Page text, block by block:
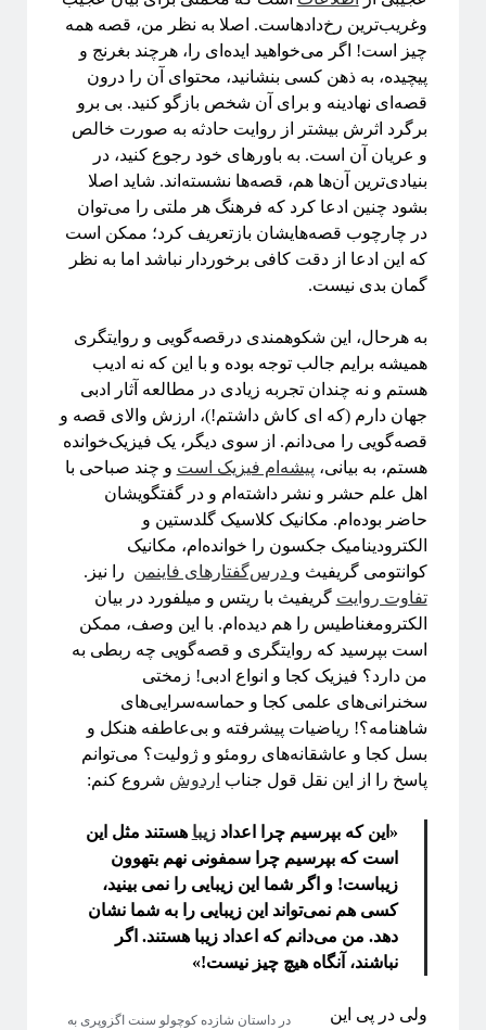
در
درچهارسال فیزیک!
چهارسال فیزیک!
عباس ریزی
چهارسال فیزیک!
در چهارسال فیزیک!
پر بازدیدترین نوشته‌ها
«روایتگری در علم»
چهارسال فیزیک!
پرسش‌های یک دانشجوی فیزیک!
جزر و مد چه جوری کار می‌کنه؟!
حکایت «سیستم‌های پیچیده» چیست؟!
سیستم‌های پیچیده: «ماهیت و ویژگی‌»
یادگیری «سیستم‌های پیچیده» رو از کجا و چه‌طور آغاز کنیم؟!
پیشنهادهایی برای دانشجویان تحصیلات تکمیلی، به‌ویژه برای سیستم‌های
پیچیده
آموزش آنلاین چه چیزی برای ما دارد؟!
مقدمه‌ای بر هندسه فرکتالی
ریچارد فاینمن؛ چهره‌ترین چهره!
معرفی کتاب و دوره برای دانشجویان سال اول علوم‌پایه و مهندسی
فیزیک خوش‌مزه یا آشپزی ملوکولی
در رویارویی با علم و مسئله ترویج آن
آیا باید دکتری بخونم؟!
تجربه شخصی در کارهای مربوط به تحلیل داده در بازار و نه دانشگاه!
کنکوری‌ها حواستان باشد جوگیر نشوید؛ در علم جایی برای جوگیرها نیست!
روایتگری در علم
ریچارد فاینمن، فیزیک‌دان تاثیرگذار قرن گذشته
پروژه پیچیدگی برای همه
وغریب‌ترین رخ‌دادهاست. اصلا به نظر من، قصه همه
چیز است! اگر می‌خواهید ایده‌ای را، هرچند بغرنج و
پیچیده، به ذهن کسی بنشانید، محتوای آن ‌را درون
قصه‌ای نهادینه و برای آن شخص بازگو کنید. بی‌ برو
برگرد اثرش بیشتر از روایت حادثه به صورت خالص
و عریان آن است. به باورهای خود رجوع کنید، در
بنیادی‌ترین آن‌ها هم، قصه‌ها نشسته‌اند. شاید اصلا
بشود چنین ادعا کرد که فرهنگ‌ هر ملتی را می‌توان
در چارچوب قصه‌هایشان بازتعریف کرد؛ ممکن است
که این ادعا از دقت کافی برخوردار نباشد اما به نظر
گمان بدی نیست.
به هرحال، این شکوهمندی درقصه‌گویی و روایتگری‌
همیشه برایم جالب توجه بوده و با این که نه ادیب
هستم و نه چندان تجربه زیادی در مطالعه آثار ادبی
جهان دارم (که ای کاش داشتم!)، ارزش والای قصه و
قصه‌گویی را می‌دانم. از سوی دیگر، یک فیزیک‌خوانده
هستم، به بیانی، پیشه‌ام فیزیک است و چند صباحی با
اهل علم حشر و نشر داشته‌ام و در گفتگویشان
حاضر بوده‌ام. مکانیک کلاسیک گلدستین و
الکترودینامیک جکسون را خوانده‌ام، مکانیک
کوانتومی گریفیث و درس‌گفتارهای فاینمن را نیز.
تفاوت روایت گریفیث با ریتس و میلفورد در بیان
الکترومغناطیس را هم دیده‌ام. با این وصف، ممکن
است بپرسید که روایتگری و قصه‌گویی چه ربطی به
من دارد؟ فیزیک کجا و انواع ادبی! زمختی
سخنرانی‌های علمی کجا و حماسه‌سرایی‌های
شاهنامه؟! ریاضیات پیشرفته و بی‌عاطفه هنکل و
بسل کجا و عاشقانه‌های رومئو و ژولیت؟ می‌توانم
پاسخ را از این نقل قول جناب اردوش شروع کنم:
«این که بپرسیم چرا اعدادزیبا هستند مثل این
است که بپرسیم چرا سمفونی نهم بتهوون
زیباست! و اگر شما این زیبایی را نمی بینید،
کسی هم نمی‌تواند این زیبایی را به شما نشان
دهد. من می‌دانم که اعداد زیبا هستند. اگر
نباشند، آنگاه هیچ چیز نیست!»
در داستان شازده کوچولو سنت اگزوپری به
ولی در پی این